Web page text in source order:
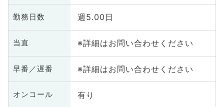
勤務日数 週5.00日
当直 ※詳細はお問い合わせください
早番／遅番 ※詳細はお問い合わせください
オンコール 有り